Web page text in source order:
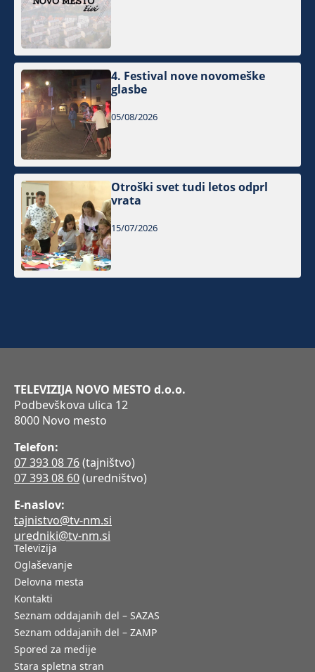
4. Festival nove novomeške
glasbe
05/08/2026
Otroški svet tudi letos odprl
vrata
15/07/2026
TELEVIZIJA NOVO MESTO d.o.o.
Podbevškova ulica 12
8000 Novo mesto
Telefon:
07 393 08 76(tajništvo)
07 393 08 60(uredništvo)
E-naslov:
tajnistvo@tv-nm.si
uredniki@tv-nm.si
Televizija
Oglaševanje
Delovna mesta
Kontakti
Seznam oddajanih del – SAZAS
Seznam oddajanih del – ZAMP
Spored za medije
Stara spletna stran